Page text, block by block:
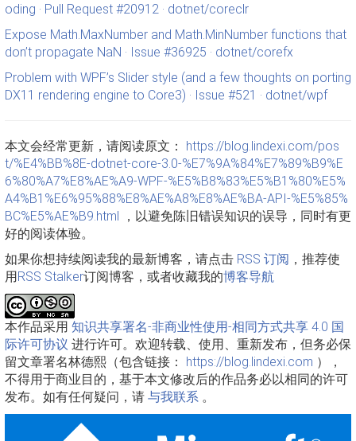
oding · Pull Request #20912 · dotnet/coreclr
Expose Math.MaxNumber and Math.MinNumber functions that
don’t propagate NaN · Issue #36925 · dotnet/corefx
Problem with WPF’s Slider style (and a few thoughts on porting
DX11 rendering engine to Core3) · Issue #521 · dotnet/wpf
本文会经常更新，请阅读原文： https://blog.lindexi.com/pos
t/%E4%BB%8E-dotnet-core-3.0-%E7%9A%84%E7%89%B9%E
6%80%A7%E8%AE%A9-WPF-%E5%B8%83%E5%B1%80%E5%
A4%B1%E6%95%88%E8%AE%A8%E8%AE%BA-API-%E5%85%
BC%E5%AE%B9.html ，以避免陈旧错误知识的误导，同时有更
好的阅读体验。
如果你想持续阅读我的最新博客，请点击 RSS 订阅 ，推荐使
用RSS Stalker订阅博客，或者收藏我的博客导航
本作品采用 知识共享署名-非商业性使用-相同方式共享 4.0 国
际许可协议 进行许可。欢迎转载、使用、重新发布，但务必保
留文章署名林德熙（包含链接： https://blog.lindexi.com ），
不得用于商业目的，基于本文修改后的作品务必以相同的许可
发布。如有任何疑问，请 与我联系 。